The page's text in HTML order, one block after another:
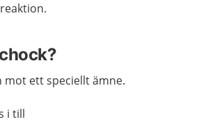
mot ett speciellt ämne.
i till